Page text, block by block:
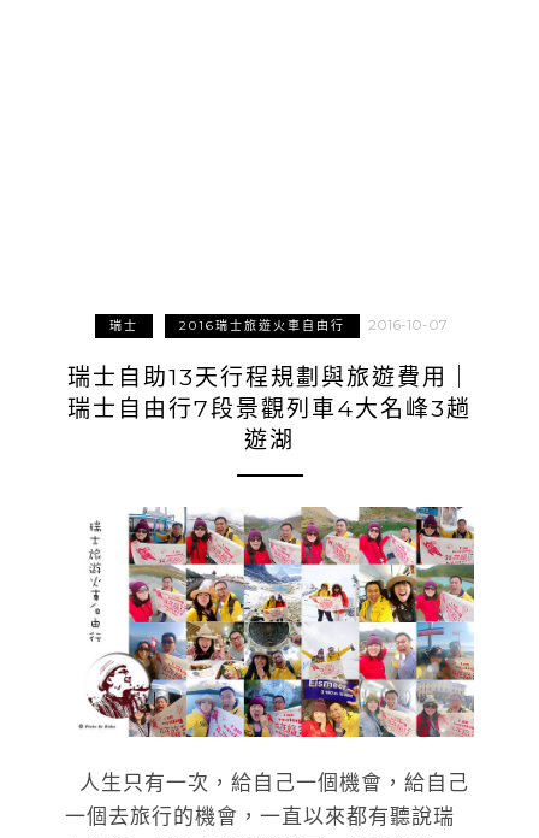
瑞士 2016瑞士旅遊火車自由行 2016-10-07
瑞士自助13天行程規劃與旅遊費用｜
瑞士自由行7段景觀列車4大名峰3趟
遊湖
人生只有一次，給自己一個機會，給自己
一個去旅行的機會，一直以來都有聽說瑞